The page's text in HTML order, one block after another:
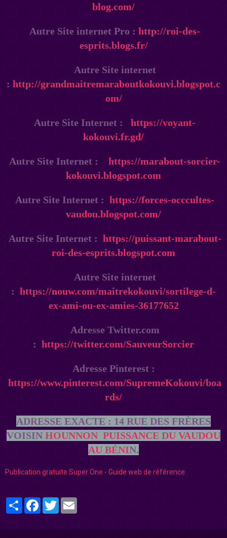
blog.com/
Autre Site internet Pro : http://roi-des-
esprits.blogs.fr/
Autre Site internet
: http://grandmaitremaraboutkokouvi.blogspot.c
om/
Autre Site Internet : https://voyant-
kokouvi.fr.gd/
Autre Site Internet :
https://marabout-sorcier-
kokouvi.blogspot.com
Autre Site Internet : https://forces-occcultes-
vaudou.blogspot.com/
Autre Site Internet : https://puissant-marabout-
roi-des-esprits.blogspot.com
Autre Site internet
: https://nouw.com/maitrekokouvi/sortilege-d-
ex-ami-ou-ex-amies-36177652
Adresse Twitter.com
: https://twitter.com/SauveurSorcier
Adresse Pinterest :
https://www.pinterest.com/SupremeKokouvi/boa
rds/
ADRESSE EXACTE : 14 RUE DES FRÈRES
VOISIN HOUNNON PUISSANCE DU VAUDOU
AU BÉNIN.
Publication gratuite Super One - Guide web de référence
PartagerFacebook
Twitter